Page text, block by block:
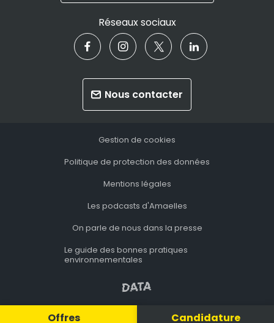
Réseaux sociaux
Nous contacter
Gestion de cookies
Politique de protection des données
Mentions légales
Les podcasts d'Amaelles
On parle de nous dans la presse
Le guide des bonnes pratiques
environnementales
Offres Candidature